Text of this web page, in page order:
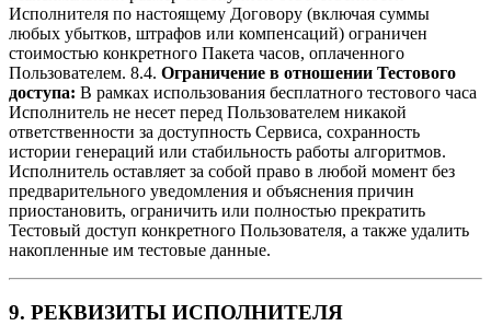
Исполнителя по настоящему Договору (включая суммы
любых убытков, штрафов или компенсаций) ограничен
стоимостью конкретного Пакета часов, оплаченного
Пользователем. 8.4. Ограничение в отношении Тестового
доступа: В рамках использования бесплатного тестового часа
Исполнитель не несет перед Пользователем никакой
ответственности за доступность Сервиса, сохранность
истории генераций или стабильность работы алгоритмов.
Исполнитель оставляет за собой право в любой момент без
предварительного уведомления и объяснения причин
приостановить, ограничить или полностью прекратить
Тестовый доступ конкретного Пользователя, а также удалить
накопленные им тестовые данные.
9. РЕКВИЗИТЫ ИСПОЛНИТЕЛЯ